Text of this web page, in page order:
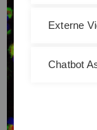
Externe
Chatbot